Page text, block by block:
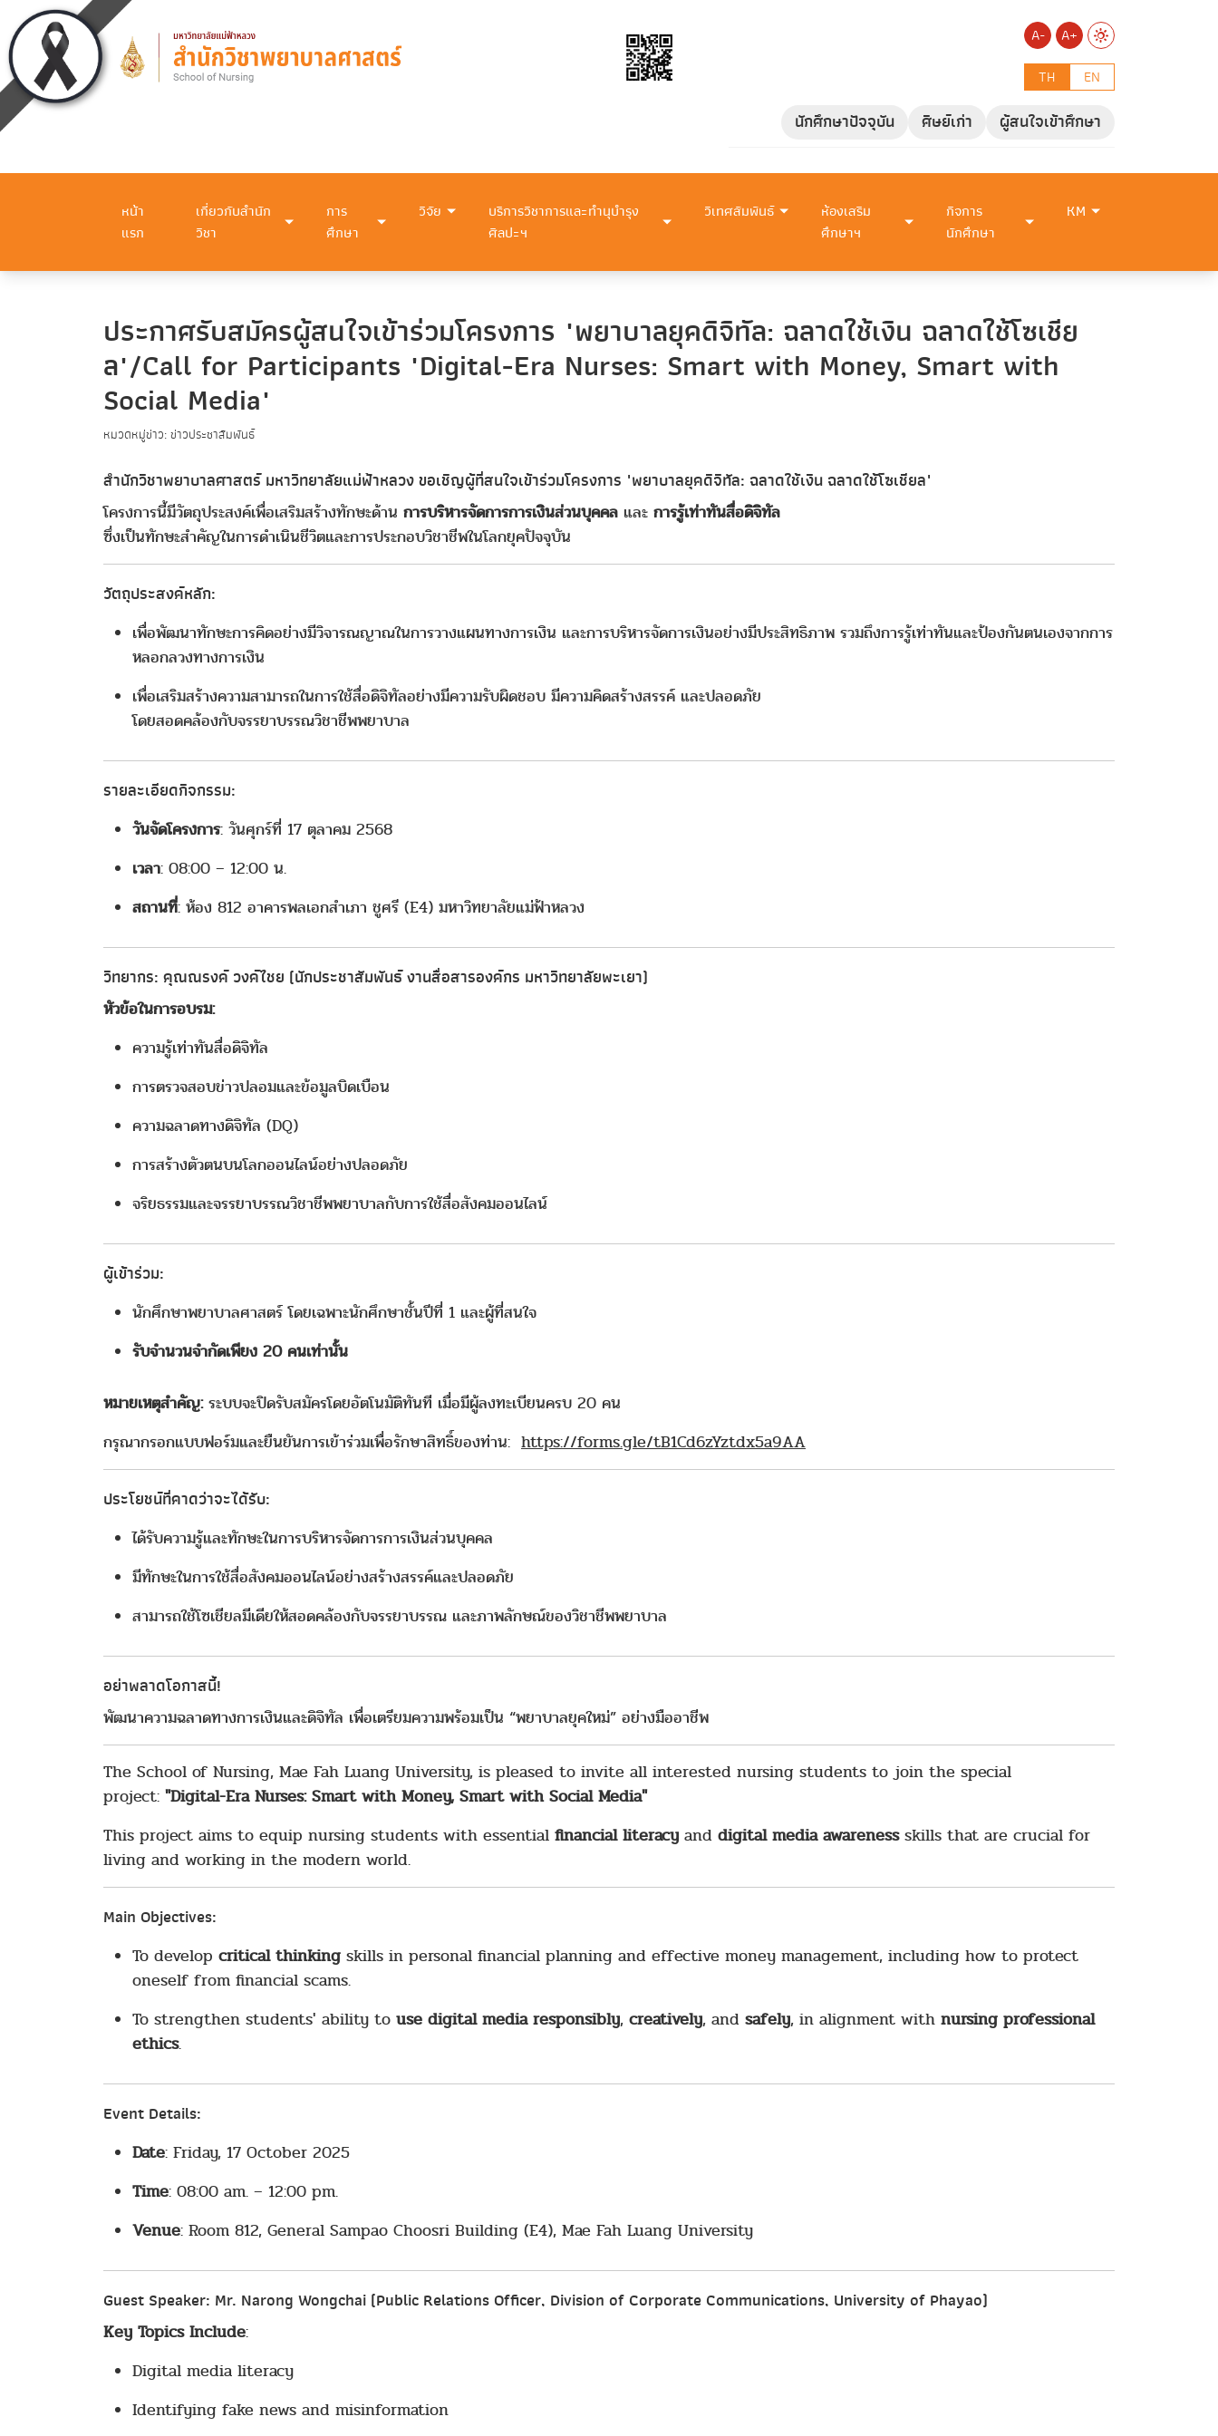
A-
A+
TH
EN
นักศึกษาปัจจุบัน ศิษย์เก่า ผู้สนใจเข้าศึกษา
หน้า
แรก
เกี่ยวกับสำนัก
วิชา
การ
ศึกษา
วิจัย
บริการวิชาการและทำนุบำรุง
ศิลปะฯ
วิเทศสัมพันธ์
ห้องเสริม
ศึกษาฯ
กิจการ
นักศึกษา
KM
ประกาศรับสมัครผู้สนใจเข้าร่วมโครงการ "พยาบาลยุคดิจิทัล: ฉลาดใช้เงิน ฉลาดใช้โซเชีย
ล"/Call for Participants "Digital-Era Nurses: Smart with Money, Smart with
Social Media"
หมวดหมู่ข่าว: ข่าวประชาสัมพันธ์
สำนักวิชาพยาบาลศาสตร์ มหาวิทยาลัยแม่ฟ้าหลวง ขอเชิญผู้ที่สนใจเข้าร่วมโครงการ "พยาบาลยุคดิจิทัล: ฉลาดใช้เงิน ฉลาดใช้โซเชียล"
โครงการนี้มีวัตถุประสงค์เพื่อเสริมสร้างทักษะด้าน การบริหารจัดการการเงินส่วนบุคคล และ การรู้เท่าทันสื่อดิจิทัล
ซึ่งเป็นทักษะสำคัญในการดำเนินชีวิตและการประกอบวิชาชีพในโลกยุคปัจจุบัน
วัตถุประสงค์หลัก:
เพื่อพัฒนาทักษะการคิดอย่างมีวิจารณญาณในการวางแผนทางการเงิน และการบริหารจัดการเงินอย่างมีประสิทธิภาพ รวมถึงการรู้เท่าทันและป้องกันตนเองจากการ
หลอกลวงทางการเงิน
เพื่อเสริมสร้างความสามารถในการใช้สื่อดิจิทัลอย่างมีความรับผิดชอบ มีความคิดสร้างสรรค์ และปลอดภัย
โดยสอดคล้องกับจรรยาบรรณวิชาชีพพยาบาล
รายละเอียดกิจกรรม:
วันจัดโครงการ: วันศุกร์ที่ 17 ตุลาคม 2568
เวลา: 08:00 – 12:00 น.
สถานที่: ห้อง 812 อาคารพลเอกสำเภา ชูศรี (E4) มหาวิทยาลัยแม่ฟ้าหลวง
วิทยากร: คุณณรงค์ วงค์ไชย (นักประชาสัมพันธ์ งานสื่อสารองค์กร มหาวิทยาลัยพะเยา)
หัวข้อในการอบรม:
ความรู้เท่าทันสื่อดิจิทัล
การตรวจสอบข่าวปลอมและข้อมูลบิดเบือน
ความฉลาดทางดิจิทัล (DQ)
การสร้างตัวตนบนโลกออนไลน์อย่างปลอดภัย
จริยธรรมและจรรยาบรรณวิชาชีพพยาบาลกับการใช้สื่อสังคมออนไลน์
ผู้เข้าร่วม:
นักศึกษาพยาบาลศาสตร์ โดยเฉพาะนักศึกษาชั้นปีที่ 1 และผู้ที่สนใจ
รับจำนวนจำกัดเพียง 20 คนเท่านั้น
หมายเหตุสำคัญ:ระบบจะปิดรับสมัครโดยอัตโนมัติทันที เมื่อมีผู้ลงทะเบียนครบ 20 คน
กรุณากรอกแบบฟอร์มและยืนยันการเข้าร่วมเพื่อรักษาสิทธิ์ของท่าน: https://forms.gle/tB1Cd6zYztdx5a9AA
ประโยชน์ที่คาดว่าจะได้รับ:
ได้รับความรู้และทักษะในการบริหารจัดการการเงินส่วนบุคคล
มีทักษะในการใช้สื่อสังคมออนไลน์อย่างสร้างสรรค์และปลอดภัย
สามารถใช้โซเชียลมีเดียให้สอดคล้องกับจรรยาบรรณ และภาพลักษณ์ของวิชาชีพพยาบาล
อย่าพลาดโอกาสนี้!
พัฒนาความฉลาดทางการเงินและดิจิทัล เพื่อเตรียมความพร้อมเป็น “พยาบาลยุคใหม่” อย่างมืออาชีพ
The School of Nursing, Mae Fah Luang University, is pleased to invite all interested nursing students to join the special
project: "Digital-Era Nurses: Smart with Money, Smart with Social Media"
This project aims to equip nursing students with essential financial literacy and digital media awarenessskills that are crucial for
living and working in the modern world.
Main Objectives:
To develop critical thinking skills in personal financial planning and effective money management, including how to protect
oneself from financial scams.
To strengthen students' ability to use digital media responsibly, creatively, and safely, in alignment with nursing professional
ethics.
Event Details:
Date: Friday, 17 October 2025
Time: 08:00 am. – 12:00 pm.
Venue: Room 812, General Sampao Choosri Building (E4), Mae Fah Luang University
Guest Speaker: Mr. Narong Wongchai (Public Relations Officer, Division of Corporate Communications, University of Phayao)
Key Topics Include:
Digital media literacy
Identifying fake news and misinformation